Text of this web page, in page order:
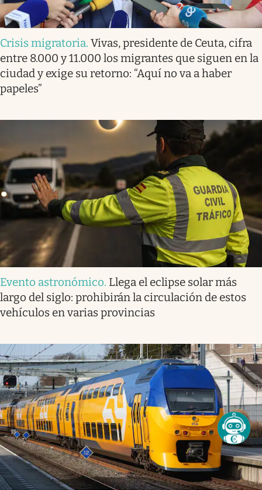
Crisis migratoria. Vivas, presidente de Ceuta, cifra
entre 8.000 y 11.000 los migrantes que siguen en la
ciudad y exige su retorno: “Aquí no va a haber
papeles”
Evento astronómico. Llega el eclipse solar más
largo del siglo: prohibirán la circulación de estos
vehículos en varias provincias